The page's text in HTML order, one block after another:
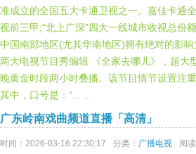
准成立的全国五大卡通卫视之一。嘉佳卡通
视前三甲;“北上广深”四大一线城市收视总份
中国南部地区(尤其华南地区)拥有绝对的影响
两大电视节目秀编辑 《全家去哪儿》，超大
晚黄金时段两小时叠播。该节目情节设置注
其中，口号是：“... ...
广东岭南戏曲频道直播「高清」
时间：2026-03-16 22:30:17 分类： 广播电视 阅